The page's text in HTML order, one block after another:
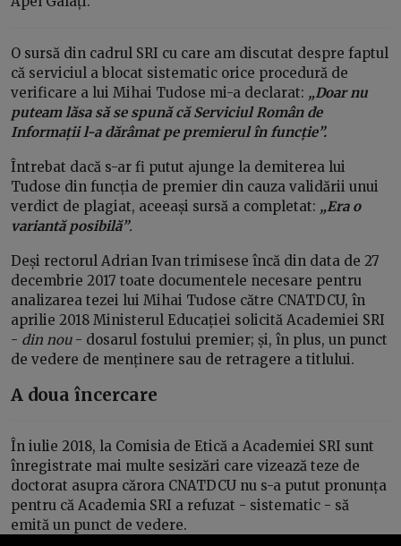
O sursă din cadrul SRI cu care am discutat despre faptul
că serviciul a blocat sistematic orice procedură de
verificare a lui Mihai Tudose mi-a declarat: „Doar nu
puteam lăsa să se spună că Serviciul Român de
Informații l-a dărâmat pe premierul în funcție”.
Întrebat dacă s-ar fi putut ajunge la demiterea lui
Tudose din funcția de premier din cauza validării unui
verdict de plagiat, aceeași sursă a completat: „Era o
variantă posibilă”.
Deși rectorul Adrian Ivan trimisese încă din data de 27
decembrie 2017 toate documentele necesare pentru
analizarea tezei lui Mihai Tudose către CNATDCU, în
aprilie 2018 Ministerul Educației solicită Academiei SRI
- din nou- dosarul fostului premier; și, în plus, un punct
de vedere de menținere sau de retragere a titlului.
A doua încercare
În iulie 2018, la Comisia de Etică a Academiei SRI sunt
înregistrate mai multe sesizări care vizează teze de
doctorat asupra cărora CNATDCU nu s-a putut pronunța
pentru că Academia SRI a refuzat - sistematic - să
emită un punct de vedere.